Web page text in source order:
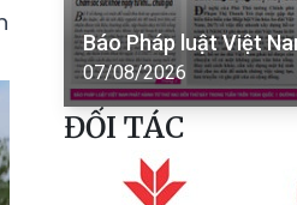
Báo Pháp luật Việt
07/08/2026
ĐỐI TÁC